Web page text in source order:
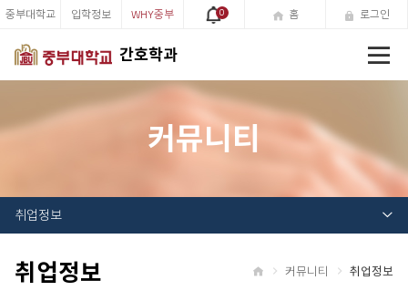
간호학과
중부대학교 입학정보 WHY중부 0 홈 로그인
커뮤니티
취업정보
취업정보 커뮤니티 취업정보